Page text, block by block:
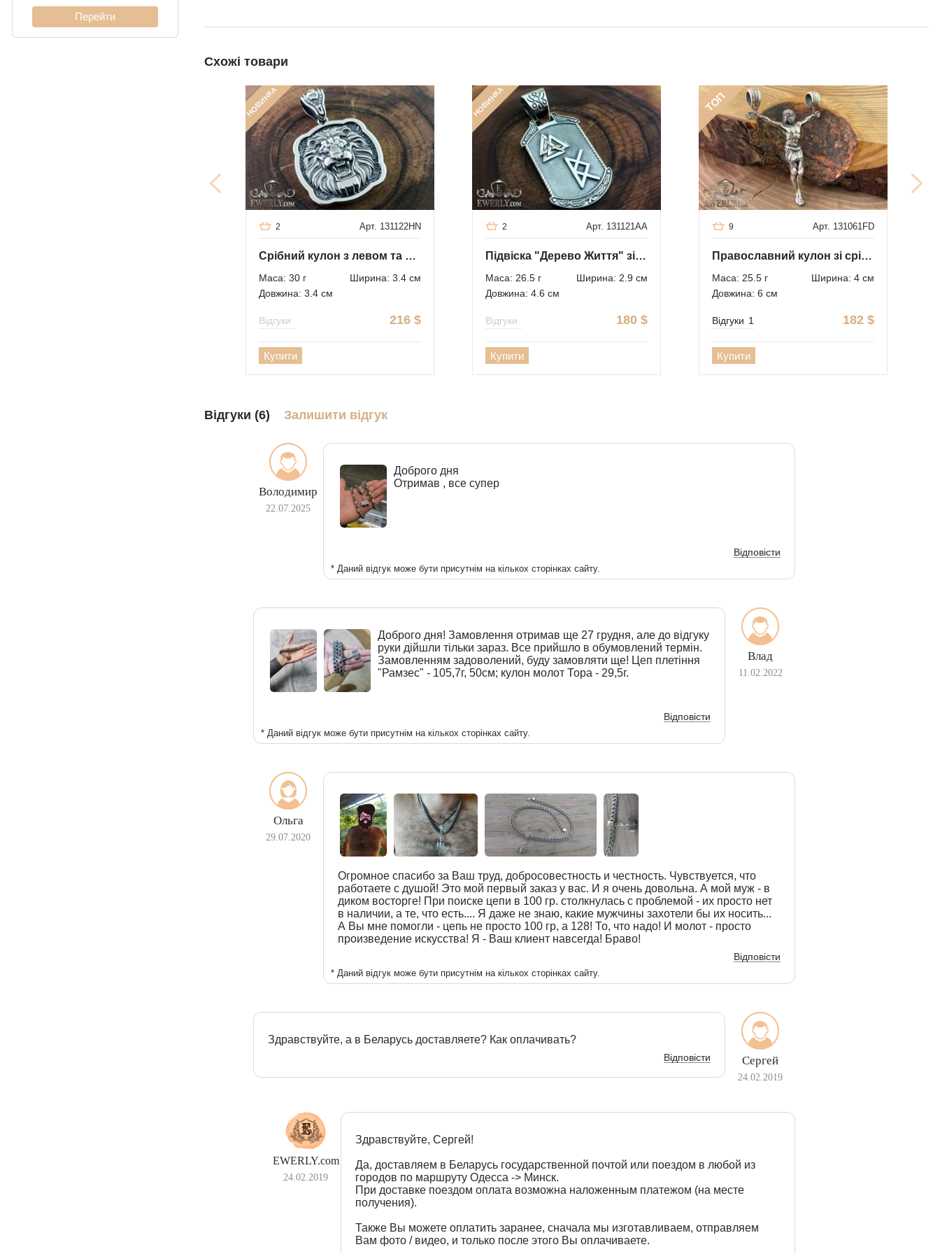
панцирное)
Кардинал (Пітон,
Схожі товари
НОВИНКА
Арт. 131122HN
2
Срібний кулон з левом та якорем
Маса: 30 г
Ширина: 3.4 см
Довжина: 3.4 см
216 $
Відгуки
Купити
НОВИНКА
Арт. 131121AA
2
Підвіска "Дерево Життя" зі срібла
Маса: 26.5 г
Ширина: 2.9 см
Довжина: 4.6 см
180 $
Відгуки
Купити
ТОП
Арт. 131061FD
9
Православний кулон зі срібла у вигляді Ісуса
Маса: 25.5 г
Ширина: 4 см
Довжина: 6 см
182 $
Відгуки 1
Купити
Відгуки (6) Залишити відгук
Володимир
22.07.2025
Доброго дня
Отримав , все супер
Відповісти
* Даний відгук може бути присутнім на кількох сторінках сайту.
Влад
11.02.2022
Доброго дня! Замовлення отримав ще 27 грудня, але до відгуку
руки дійшли тільки зараз. Все прийшло в обумовлений термін.
Замовленням задоволений, буду замовляти ще! Цеп плетіння
"Рамзес" - 105,7г, 50см; кулон молот Тора - 29,5г.
Відповісти
* Даний відгук може бути присутнім на кількох сторінках сайту.
Ольга
29.07.2020
Огромное спасибо за Ваш труд, добросовестность и честность. Чувствуется, что
работаете с душой! Это мой первый заказ у вас. И я очень довольна. А мой муж - в
диком восторге! При поиске цепи в 100 гр. столкнулась с проблемой - их просто нет
в наличии, а те, что есть.... Я даже не знаю, какие мужчины захотели бы их носить...
А Вы мне помогли - цепь не просто 100 гр, а 128! То, что надо! И молот - просто
произведение искусства! Я - Ваш клиент навсегда! Браво!
Відповісти
* Даний відгук може бути присутнім на кількох сторінках сайту.
Сергей
24.02.2019
Здравствуйте, а в Беларусь доставляете? Как оплачивать?
Відповісти
EWERLY.com
24.02.2019
Здравствуйте, Сергей!
Да, доставляем в Беларусь государственной почтой или поездом в любой из
городов по маршруту Одесса -> Минск.
При доставке поездом оплата возможна наложенным платежом (на месте
получения).
Также Вы можете оплатить заранее, сначала мы изготавливаем, отправляем
Вам фото / видео, и только после этого Вы оплачиваете.